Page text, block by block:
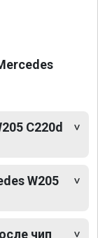
C220d
W205
чип